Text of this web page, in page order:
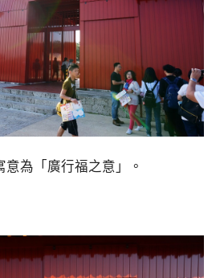
意為「廣行福之意」。